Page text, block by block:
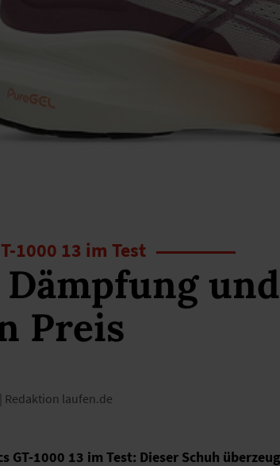
1000 13 im Test
Dämpfung
Preis
| Redaktion laufen.de
GT-1000 13 im Test: Dieser Schuh